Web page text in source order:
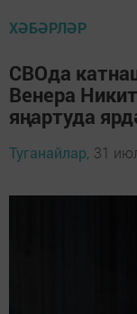
ХӘБӘРЛӘР
СВОда
Венера
яңартуда
Туганайлар, 31